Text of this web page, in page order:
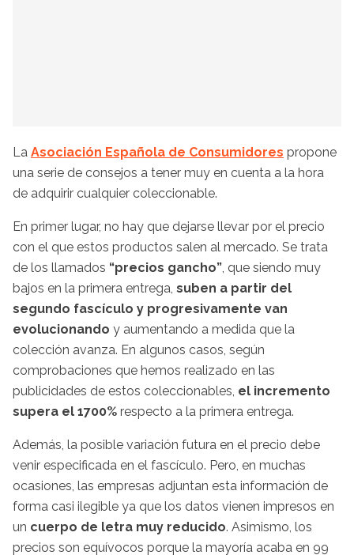
La Asociación Española de Consumidores propone
una serie de consejos a tener muy en cuenta a la hora
de adquirir cualquier coleccionable.
En primer lugar, no hay que dejarse llevar por el precio
con el que estos productos salen al mercado. Se trata
de los llamados “precios gancho”, que siendo muy
bajos en la primera entrega, suben a partir del
segundo fascículo y progresivamente van
evolucionando y aumentando a medida que la
colección avanza. En algunos casos, según
comprobaciones que hemos realizado en las
publicidades de estos coleccionables, el incremento
supera el 1700% respecto a la primera entrega.
Además, la posible variación futura en el precio debe
venir especificada en el fascículo. Pero, en muchas
ocasiones, las empresas adjuntan esta información de
forma casi ilegible ya que los datos vienen impresos en
un cuerpo de letra muy reducido. Asimismo, los
precios son equívocos porque la mayoría acaba en 99